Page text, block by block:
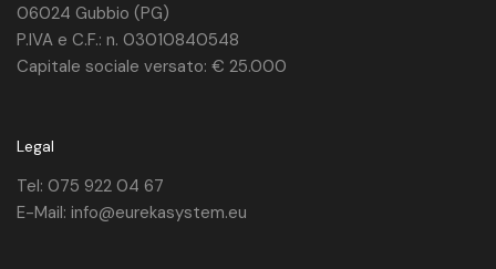
06024 Gubbio (PG)
P.IVA e C.F.: n. 03010840548
Capitale sociale versato: € 25.000
Legal
Tel: 075 922 04 67
E-Mail: info@eurekasystem.eu